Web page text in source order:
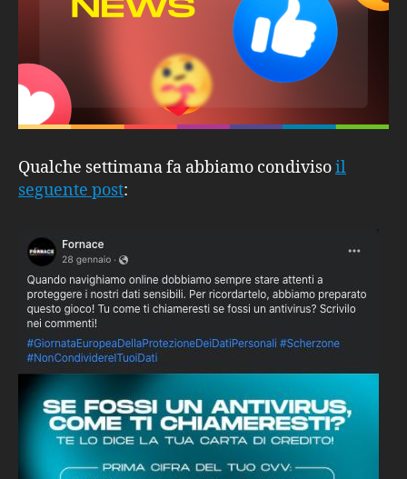
Qualche settimana fa abbiamo condivisoil
seguente post: